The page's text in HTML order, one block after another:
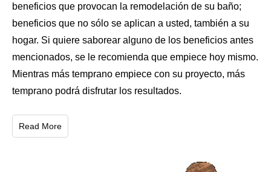
beneficios que provocan la remodelación de su baño;
beneficios que no sólo se aplican a usted, también a su
hogar. Si quiere saborear alguno de los beneficios antes
mencionados, se le recomienda que empiece hoy mismo.
Mientras más temprano empiece con su proyecto, más
temprano podrá disfrutar los resultados.
Read More